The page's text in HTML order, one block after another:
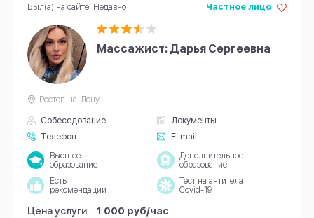
Массажист: Дарья Сергеевна
Собеседование
Документы
Телефон
E-mail
Частное лицо
Ростов-на-Дону
Высшее
образование
Дополнительное
образование
Есть
рекомендации
Тест на антитела
Covid-19
Цена услуги:
1 000 руб/час
Был(а) на сайте: Недавно